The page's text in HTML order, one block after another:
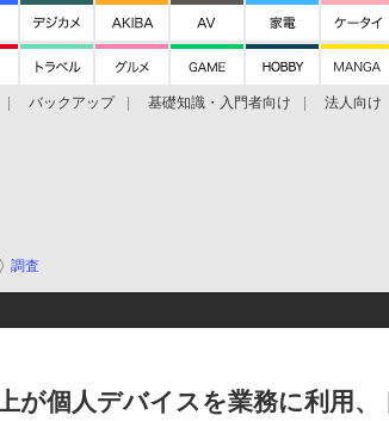
バックアップ 基礎知識・入門者向け 法人向け
調査
が個人デバイスを業務に利用、